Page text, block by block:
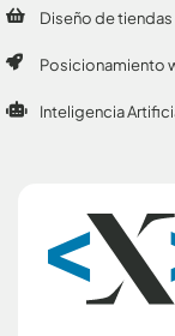
Diseño de tiendas
Posicionamiento
Inteligencia